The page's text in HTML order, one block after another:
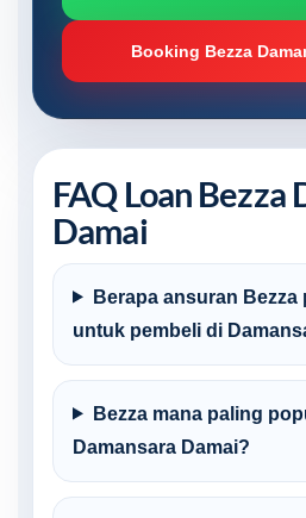
Booking Bezza
FAQ Loan Bezza
Damai
Berapa ansuran Bezza
untuk pembeli di
Bezza mana paling
Damansara Damai?